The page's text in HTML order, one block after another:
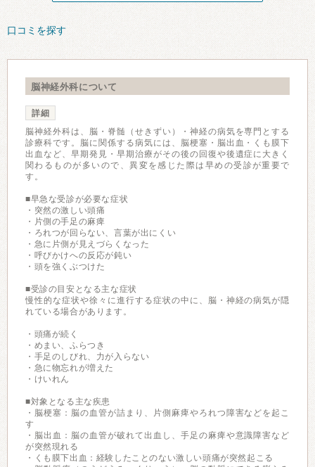
口コミを探す
脳神経外科について
詳細
脳神経外科は、脳・脊髄（せきずい）・神経の病気を専門とする
診療科です。脳に関係する病気には、脳梗塞・脳出血・くも膜下
出血など、早期発見・早期治療がその後の回復や後遺症に大きく
関わるものが多いので、異変を感じた際は早めの受診が重要で
す。
■早急な受診が必要な症状
・突然の激しい頭痛
・片側の手足の麻痺
・ろれつが回らない、言葉が出にくい
・急に片側が見えづらくなった
・呼びかけへの反応が鈍い
・頭を強くぶつけた
■受診の目安となる主な症状
慢性的な症状や徐々に進行する症状の中に、脳・神経の病気が隠
れている場合があります。
・頭痛が続く
・めまい、ふらつき
・手足のしびれ、力が入らない
・急に物忘れが増えた
・けいれん
■対象となる主な疾患
・脳梗塞：脳の血管が詰まり、片側麻痺やろれつ障害などを起こ
す
・脳出血：脳の血管が破れて出血し、手足の麻痺や意識障害など
が突然現れる
・くも膜下出血：経験したことのない激しい頭痛が突然起こる